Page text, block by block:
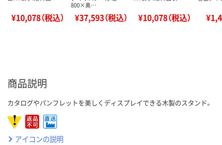
¥10,078（税込）
800×奥…
¥37,593（税込） ¥10,078（税込）
商品説明
カタログやパンフレットを美しくディスプレイできる木製のスタンド。
アイコンの説明